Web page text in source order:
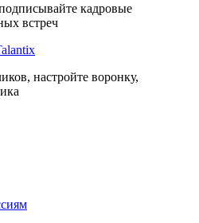
кадровые
встреч
настройте воронку,